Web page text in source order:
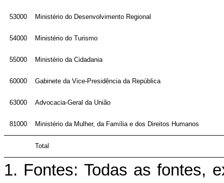
53000 Ministério do Desenvolvimento Regional
54000 Ministério do Turismo
55000 Ministério da Cidadania
60000 Gabinete da Vice-Presidência da República
63000 Advocacia-Geral da União
81000 Ministério da Mulher, da Família e dos Direitos Humanos
Total
1. Fontes: Todas as fontes,